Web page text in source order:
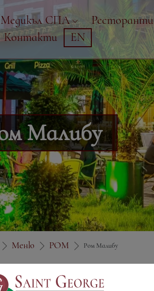
Медикъл СПА
Ресторанти
Контакти EN
Малибу
Меню РОМ Ром Малибу